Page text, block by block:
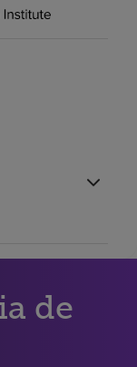
c
de